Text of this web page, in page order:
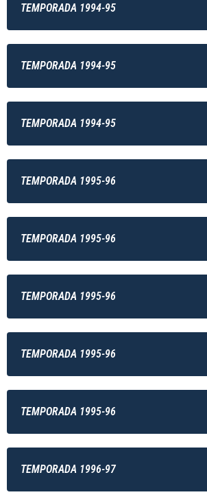
TEMPORADA 1994-95
TEMPORADA 1994-95
TEMPORADA 1994-95
TEMPORADA 1995-96
TEMPORADA 1995-96
TEMPORADA 1995-96
TEMPORADA 1995-96
TEMPORADA 1995-96
TEMPORADA 1996-97